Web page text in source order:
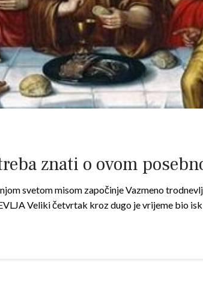
znati o ovom
svetom misom započinje Vazmeno
Veliki četvrtak kroz dugo je vrijeme bio